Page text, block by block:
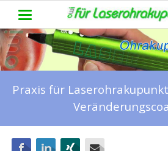
Praxis für
FacebookLinkedIn Xing